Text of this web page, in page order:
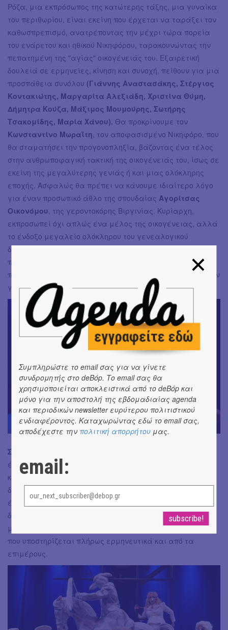
Ρόζα, μια εκπρόσωπος της κατώτερης τάξης, μια γυναίκα
του περιθωρίου, είναι εκείνη που έρχεται να ταράξει τον
καθωσπρεπισμό, ανατρέποντας την μέχρι τώρα πορεία
του ενάρετου και ηθικού Νικηφόρου, ταρακουνώντας την
πεπατημένη της "αγίας" οικογένειάς του. Εξαιρετική
δουλειά σε ερμηνείες, κίνηση και συνοχή, πείθουν για μια
προσπάθεια συνόλου (Γιάννης Αναστασάκης, Στέργιος
Κοντακιώτης, Μαργαρίτα Αλεξιάδη, Χριστίνα Θύμη,
Δήμητρα Κούζα, Μάξιμος Μουμούρης, Σωτήρης
Τσακομίδης, Μαρία Χάνου). Θα προκρίνουμε τον
Κωνσταντίνο Μωραΐτη, τον αποφασισμένο Νικηφόρο, που
θα σταματήσει την προγονοπληξία, βάζοντας ένα τέλος
στην ανθρωποφαγική τακτική της οικογένειάς του, ίσως σε
εκείνη της μεγαλύτερης γενιάς ή και μιας ολόκληρης
εποχής. Ασφαλώς θα πρέπει να κάνουμε ιδιαίτερο λόγο
για έναν προσωπικό άθλο της σπουδαίας Αγορίτσας
Οικονόμου, της γεροντοκόρης Βιργινίας. Κυρίαρχη,
εκπροσωπεί όχι απλώς ένα μέλος της οικογένειας, αλλά
το ένδοξο μεγαλείο ολόκληρου του γενεαλογικού
δέντρου. Απρόσιτη, χειμαρρώδης, με μκρές
πινελιές ανθρώπινης διάστασης, πιστή μέχρι τέλους στις
παραδόσεις και τις προλήψεις, ακόμα και όταν όλα έχουν
γκρεμιστεί. Συναρπαστική ερμηνεία, με πυγμή.
Σύνολο:
ένα κείμενο πρωτίστως ιστορικής αξίας, που θίγει
καυστικά τα στεγανά και τις κοινωνικές συμβάσεις,
δοσμένο με ευφυή και ευρηματικό τρόπο, ώστε να
έχει απήχηση στο κοινό του σήμερα, αποφεύγοντας τους
διδακτισμούς. Γοργός ρυθμός, σύγχρονη ματιά και όψη,
μια πολύ ωραία και ενδιαφέρουσα συνολικά σύλληψη,
που υποστηρίζεται πλήρως ερμηνευτικά και από τα
επιμέρους.
Συμπληρώστε το email σας για να γίνετε
συνδρομητής στο deBόp. Το email σας θα
χρησιμοποιείται αποκλειστικά από το deBόp και
μόνο για την αποστολή της εβδομαδιαίας agenda
και περιοδικών newsletter ευρύτερου πολιτιστικού
ενδιαφέροντος. Καταχωρώντας εδώ το email σας,
αποδέχεστε την πολιτική απορρήτου μας.
email: